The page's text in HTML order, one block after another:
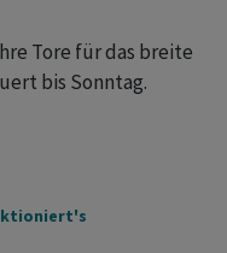
Tore für das breite
bis Sonntag.